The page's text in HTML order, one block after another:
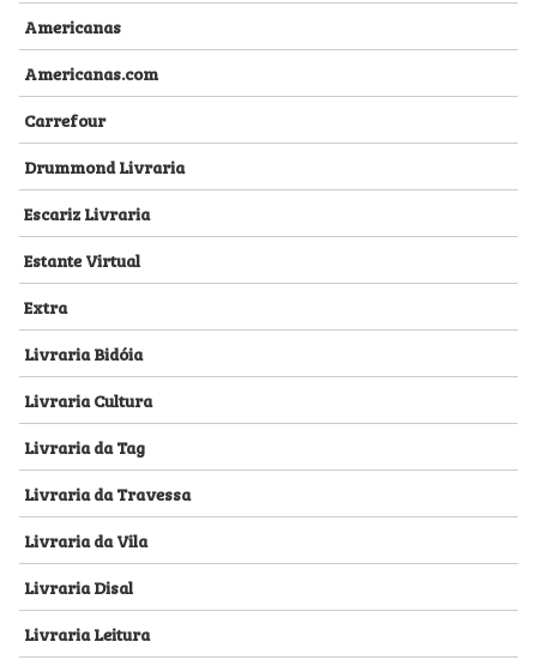
Americanas
Americanas.com
Carrefour
Drummond Livraria
Escariz Livraria
Estante Virtual
Extra
Livraria Bidóia
Livraria Cultura
Livraria da Tag
Livraria da Travessa
Livraria da Vila
Livraria Disal
Livraria Leitura